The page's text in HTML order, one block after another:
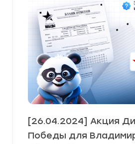
[26.04.2024] Акция
Победы для